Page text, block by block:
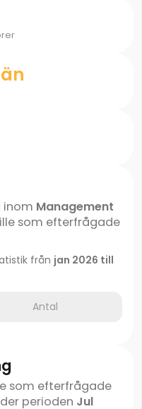
inom Management
som efterfrågade
från jan 2026 till
Antal
som efterfrågade
perioden Jul